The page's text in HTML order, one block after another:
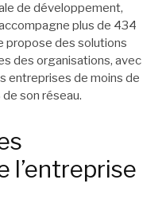
de développement,
plus de 434
des solutions
des organisations, avec
entreprises de moins de
son réseau.
l’entreprise